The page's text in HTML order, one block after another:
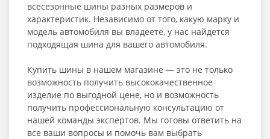
всесезонные шины разных размеров и
характеристик. Независимо от того, какую марку и
модель автомобиля вы владеете, у нас найдется
подходящая шина для вашего автомобиля.
Купить шины в нашем магазине — это не только
возможность получить высококачественное
изделие по выгодной цене, но и возможность
получить профессиональную консультацию от
нашей команды экспертов. Мы готовы ответить на
все ваши вопросы и помочь вам выбрать